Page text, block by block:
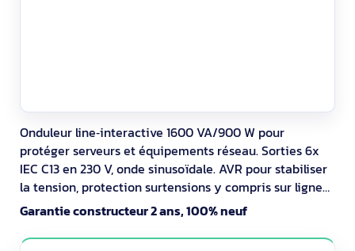
Onduleur line‑interactive 1600 VA/900 W pour
protéger serveurs et équipements réseau. Sorties 6x
IEC C13 en 230 V, onde sinusoïdale. AVR pour stabiliser
la tension, protection surtensions y compris sur ligne
de données RJ‑45. Port USB Type‑B compatible
PowerChute, voyants et alarmes. Batterie VRLA 24 V,
autonomie typique 6,5 min à 50 % de charge. Format
Garantie constructeur 2 ans, 100% neuf